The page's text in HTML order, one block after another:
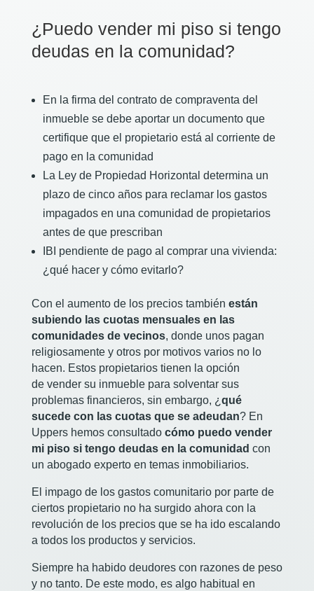
¿Puedo vender mi piso si tengo
deudas en la comunidad?
En la firma del contrato de compraventa del
inmueble se debe aportar un documento que
certifique que el propietario está al corriente de
pago en la comunidad
La Ley de Propiedad Horizontal determina un
plazo de cinco años para reclamar los gastos
impagados en una comunidad de propietarios
antes de que prescriban
IBI pendiente de pago al comprar una vivienda:
¿qué hacer y cómo evitarlo?
Con el aumento de los precios también están
subiendo las cuotas mensuales en las
comunidades de vecinos, donde unos pagan
religiosamente y otros por motivos varios no lo
hacen. Estos propietarios tienen la opción
de vender su inmueble para solventar sus
problemas financieros, sin embargo, ¿ qué
sucede con las cuotas que se adeudan? En
Uppers hemos consultado cómo puedo vender
mi piso si tengo deudas en la comunidad con
un abogado experto en temas inmobiliarios.
El impago de los gastos comunitario por parte de
ciertos propietario no ha surgido ahora con la
revolución de los precios que se ha ido escalando
a todos los productos y servicios.
Siempre ha habido deudores con razones de peso
y no tanto. De este modo, es algo habitual en